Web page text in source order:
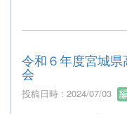
令和６年度宮城
会
投稿日時 : 2024/07/03